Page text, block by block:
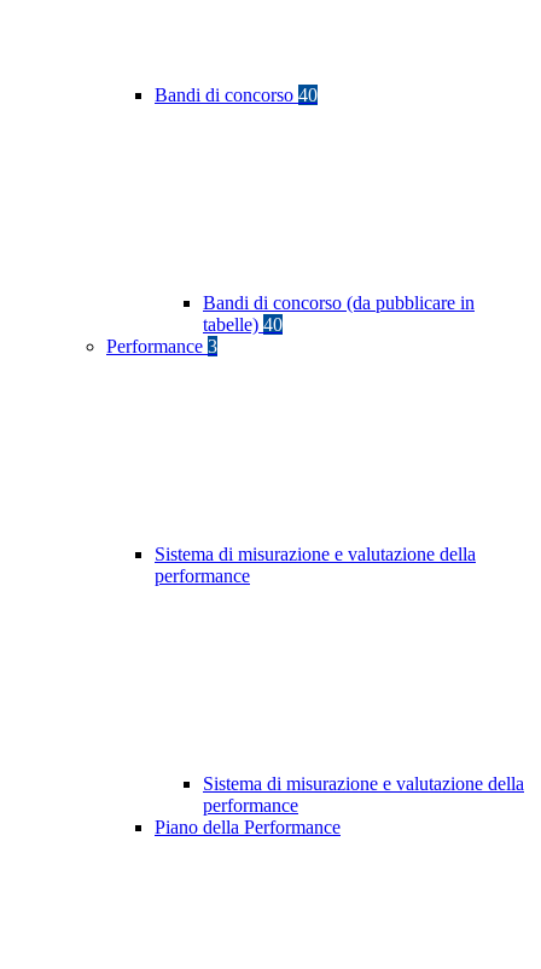
Bandi di concorso 40
Bandi di concorso (da pubblicare in
tabelle) 40
Performance 3
Sistema di misurazione e valutazione della
performance
Sistema di misurazione e valutazione della
performance
Piano della Performance